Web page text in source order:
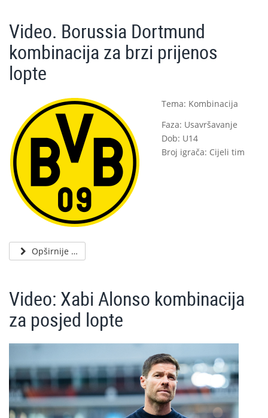
Video. Borussia Dortmund
kombinacija za brzi prijenos
lopte
Tema: Kombinacija
Faza: Usavršavanje
Dob: U14
Broj igrača: Cijeli tim
Opširnije …
Video: Xabi Alonso kombinacija
za posjed lopte